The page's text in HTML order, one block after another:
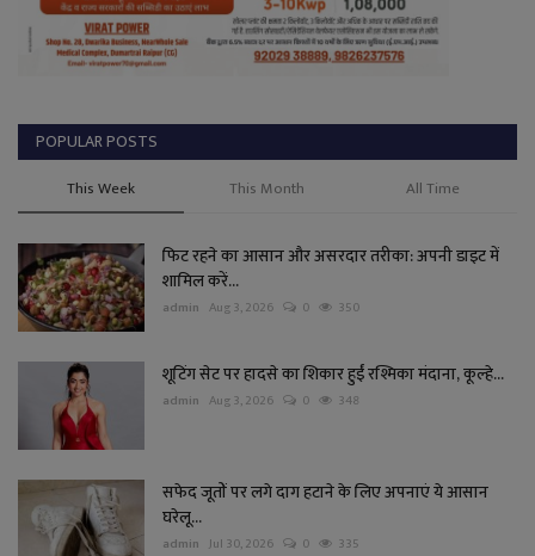
POPULAR POSTS
This Week This Month All Time
फिट रहने का आसान और असरदार तरीका: अपनी डाइट में
शामिल करें...
admin Aug 3, 2026 0 350
शूटिंग सेट पर हादसे का शिकार हुईं रश्मिका मंदाना, कूल्हे...
admin Aug 3, 2026 0 348
सफेद जूतों पर लगे दाग हटाने के लिए अपनाएं ये आसान
घरेलू...
admin Jul 30, 2026 0 335